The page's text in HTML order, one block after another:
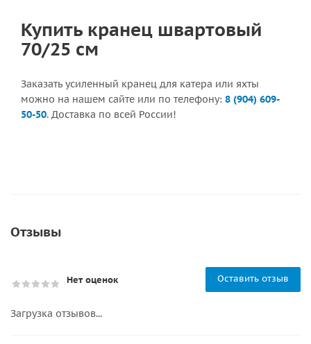
Купить кранец швартовый
70/25 см
Заказать усиленный кранец для катера или яхты
можно на нашем сайте или по телефону: 8 (904) 609-
50-50. Доставка по всей России!
Отзывы
Нет оценок Оставить отзыв
Загрузка отзывов...